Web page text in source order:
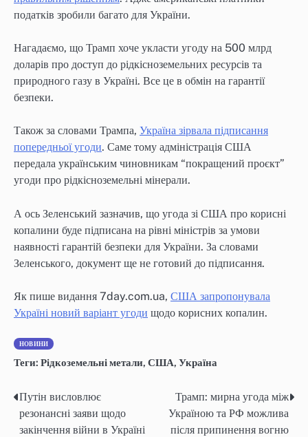
податків зробили багато для України.
Нагадаємо, що Трамп хоче укласти угоду на 500 млрд
доларів про доступ до рідкісноземельних ресурсів та
природного газу в Україні. Все це в обмін на гарантії
безпеки.
Також за словами Трампа, Україна зірвала підписання
попередньої угоди. Саме тому адміністрація США
передала українським чиновникам “покращений проєкт”
угоди про рідкісноземельні мінерали.
А ось Зеленський зазначив, що угода зі США про корисні
копалини буде підписана на рівні міністрів за умови
наявності гарантій безпеки для України. За словами
Зеленського, документ ще не готовий до підписання.
Як пише видання 7day.com.ua, США запропонувала
Україні новий варіант угоди щодо корисних копалин.
НОВИНИ
Теги: Рідкоземельні метали, США, Україна
Навігація
записів
Путін висловлює
резонансні заяви щодо
закінчення війни в Україні
Трамп: мирна угода між
Україною та РФ можлива
після припинення вогню